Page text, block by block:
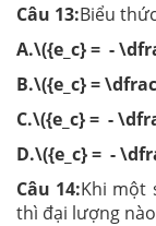
Câu 13:Biểu
A.\({e_c} = -
B.\({e_c} =
C.\({e_c} = -
D.\({e_c} = -
Câu 14:Khi một
thì đại lượng